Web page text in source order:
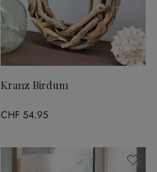
Kranz Birdum
CHF 54.95